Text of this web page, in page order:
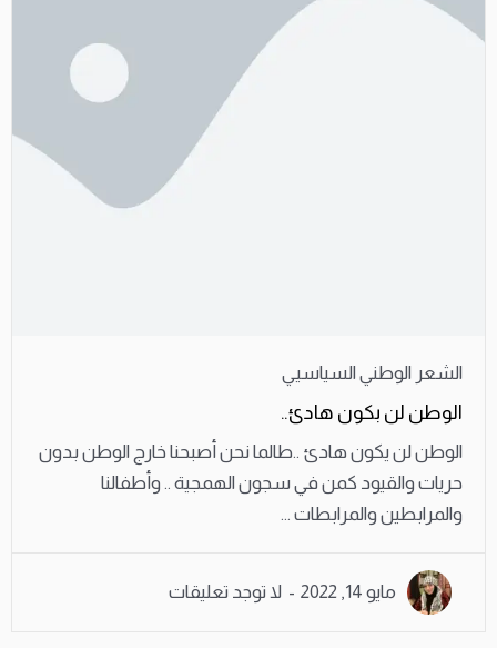
الشعر الوطني السياسيي
الوطن لن بكون هادئ..
الوطن لن يكون هادئ ..طالما نحن أصبحنا خارج الوطن بدون
حريات والقيود كمن في سجون الهمجية .. وأطفالنا
والمرابطين والمرابطات ...
مايو 14, 2022 لا توجد تعليقات